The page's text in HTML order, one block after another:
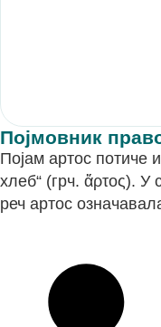
Појмовник
Појам артос потиче
хлеб“ (грч. ἄρτος). У
реч артос